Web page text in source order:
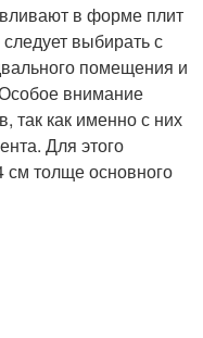
в форме плит
выбирать с
помещения и
внимание
так как именно с них
Для этого
см толще основного